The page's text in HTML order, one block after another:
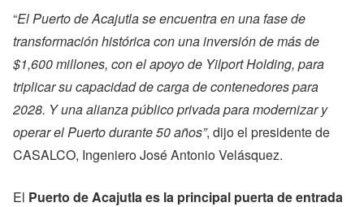
“El Puerto de Acajutla se encuentra en una fase de
transformación histórica con una inversión de más de
$1,600 millones, con el apoyo de Yilport Holding, para
triplicar su capacidad de carga de contenedores para
2028. Y una alianza público privada para modernizar y
operar el Puerto durante 50 años”, dijo el presidente de
CASALCO, Ingeniero José Antonio Velásquez.
El Puerto de Acajutla es la principal puerta de entrada